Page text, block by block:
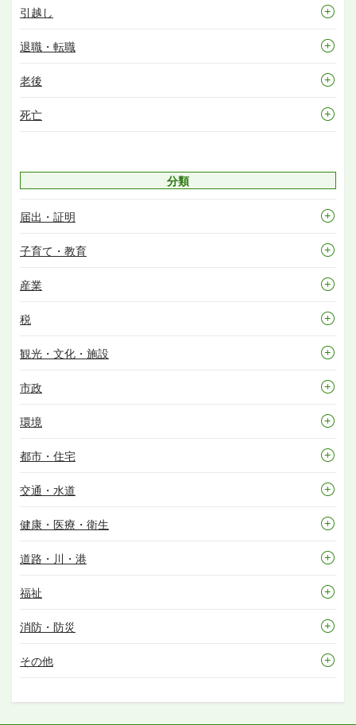
引越し
退職・転職
老後
死亡
分類
届出・証明
子育て・教育
産業
税
観光・文化・施設
市政
環境
都市・住宅
交通・水道
健康・医療・衛生
道路・川・港
福祉
消防・防災
その他